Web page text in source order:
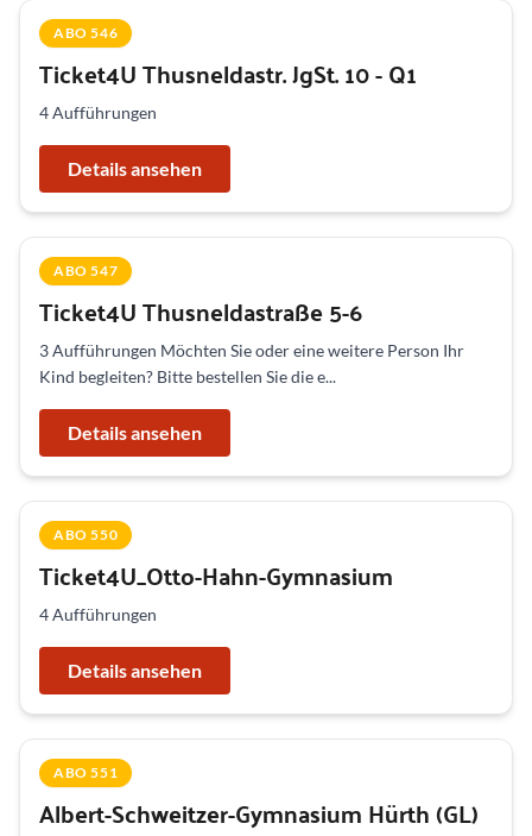
ABO 546
Ticket4U Thusneldastr. JgSt. 10 - Q1
4 Aufführungen
Details ansehen
ABO 547
Ticket4U Thusneldastraße 5-6
3 Aufführungen Möchten Sie oder eine weitere Person Ihr
Kind begleiten? Bitte bestellen Sie die e...
Details ansehen
ABO 550
Ticket4U_Otto-Hahn-Gymnasium
4 Aufführungen
Details ansehen
ABO 551
Albert-Schweitzer-Gymnasium Hürth (GL)